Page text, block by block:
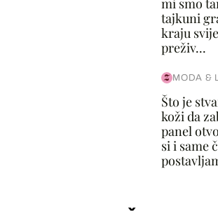
mi smo
tajkuni
kraju
preživ...
MODA &
Što je
koži da
panel
si i same